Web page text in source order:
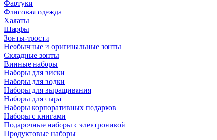
Фартуки
Флисовая одежда
Халаты
Шарфы
Зонты-трости
Необычные и оригинальные зонты
Складные зонты
Винные наборы
Наборы для виски
Наборы для водки
Наборы для выращивания
Наборы для сыра
Наборы корпоративных подарков
Наборы с книгами
Подарочные наборы с электроникой
Продуктовые наборы